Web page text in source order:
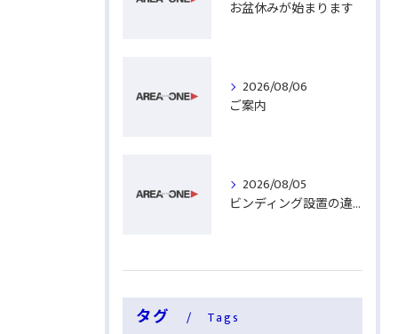
お盆休みが始まります
2026/08/06
ご案内
2026/08/05
ビンディング設置の違い
タグ Tags